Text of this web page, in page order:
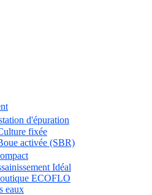
d'épuration
fixée
activée (SBR)
Idéal
ECOFLO
eaux